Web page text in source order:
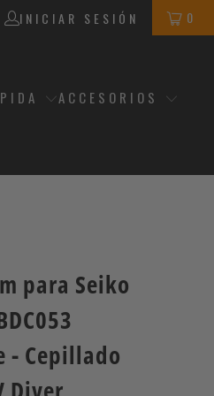
INICIAR SESIÓN 0
ACCESORIOS
para Seiko
- Cepillado